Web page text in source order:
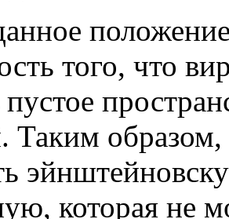
того, что
пустое
Таким образом,
которая не